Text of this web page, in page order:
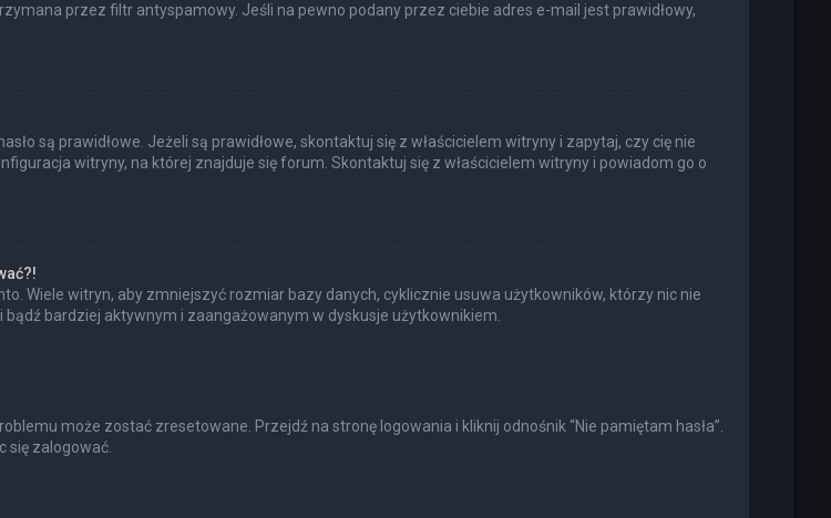
przez filtr antyspamowy. Jeśli na pewno podany przez ciebie adres e-mail jest prawidłowy,
są prawidłowe. Jeżeli są prawidłowe, skontaktuj się z właścicielem witryny i zapytaj, czy cię nie
witryny, na której znajduje się forum. Skontaktuj się z właścicielem witryny i powiadom go o
Wiele witryn, aby zmniejszyć rozmiar bazy danych, cyklicznie usuwa użytkowników, którzy nic nie
bardziej aktywnym i zaangażowanym w dyskusje użytkownikiem.
może zostać zresetowane. Przejdź na stronę logowania i kliknij odnośnik “Nie pamiętam hasła”.
się zalogować.